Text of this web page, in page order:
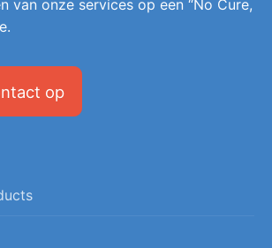
van onze services op een “No Cure,
op